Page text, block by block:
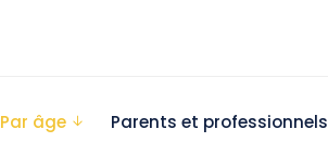
Par âge Parents et professionnels